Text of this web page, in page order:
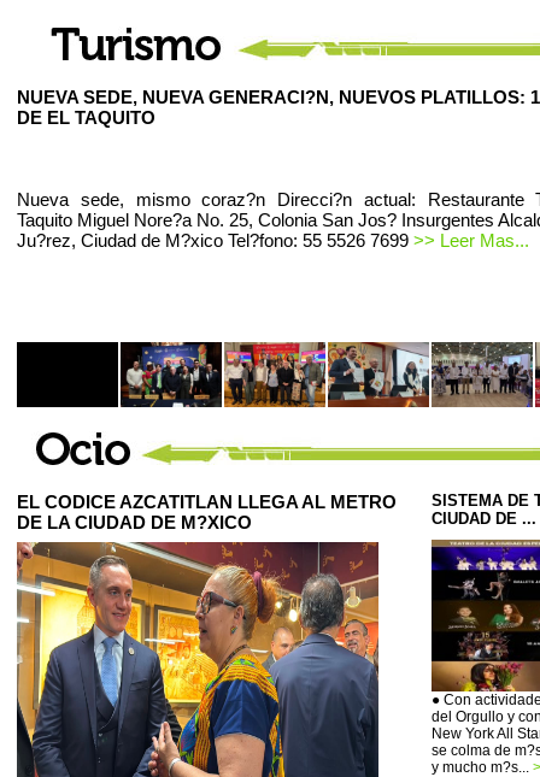
NUEVA SEDE, NUEVA GENERACI?N, NUEVOS PLATILLOS:
DE EL TAQUITO
Nueva sede, mismo coraz?n Direcci?n actual: Restaurante
Taquito Miguel Nore?a No. 25, Colonia San Jos? Insurgentes
Ju?rez, Ciudad de M?xico Tel?fono: 55 5526 7699 >> Leer Mas...
EL CODICE AZCATITLAN LLEGA AL METRO
DE LA CIUDAD DE M?XICO
SISTEMA DE
CIUDAD DE ...
● Con
del Orgullo y
New York All
se colma de
y mucho m?s...